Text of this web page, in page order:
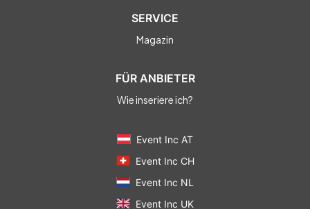
SERVICE
Magazin
FÜR ANBIETER
Wie inseriere ich?
Event Inc AT
Event Inc CH
Event Inc NL
Event Inc UK